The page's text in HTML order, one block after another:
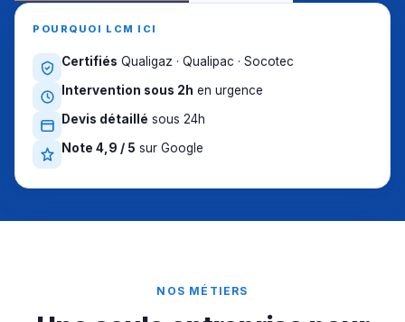
POURQUOI LCM ICI
Certifiés Qualigaz · Qualipac · Socotec
Intervention sous 2h en urgence
Devis détaillé sous 24h
Note 4,9 / 5 sur Google
NOS MÉTIERS